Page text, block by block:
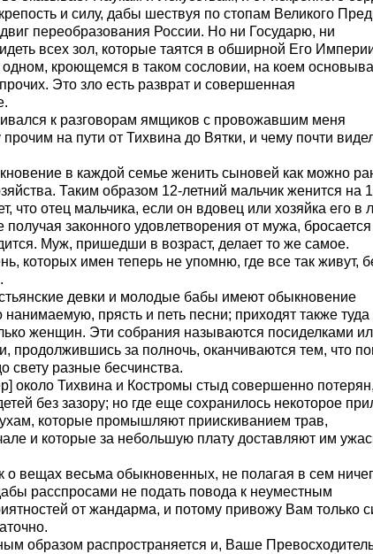
и силу, дабы шествуя по стопам Великого
переобразования России. Но ни Государю, ни
всех зол, которые таятся в обширной Его
кроющемся в таком сословии, на коем
Это зло есть разврат и совершенная
к разговорам ямщиков с провожавшим меня
на пути от Тихвина до Вятки, и чему почти
в каждой семье женить сыновей как можно
Таким образом 12-летний мальчик женится на
что отец мальчика, если он вдовец или хозяйка его в
законного удовлетворения от мужа, бросается
Муж, пришедши в возраст, делает то же самое.
которых имен теперь не упомню, где все так живут,
девки и молодые бабы имеют обыкновение
нанимаемую, прясть и петь песни; приходят также туда
женщин. Эти собрания называются посиделками
продолжившись за полночь, оканчиваются тем, что
свету разные бесчинства.
около Тихвина и Костромы стыд совершенно
без зазору; но где еще сохранилось некоторое
которые промышляют приискиванием трав,
и которые за небольшую плату доставляют им
о вещах весьма обыкновенных, не полагая в сем
расспросами не подать повода к неуместным
от жандарма, и потому привожу Вам только
образом распространяется и, Ваше